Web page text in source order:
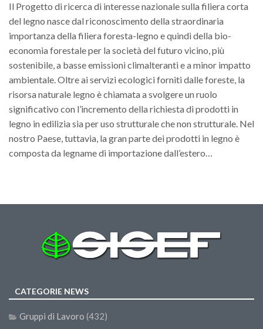
GdL Pianificazione Forestale
GdL Geomatica Forestale
GdL Filiera del legno
GdL Gestione Incendi Boschivi
GdL Comunicazione Forestale
GdL Foreste, Mitigazione, Adattamento
GdL Infrastrutture, Risorse, Innovazione
GdL Boschi Cedui
Post Recenti
Borse di Studio
Call for Papers
Il Progetto di ricerca di interesse nazionale sulla filiera corta
del legno nasce dal riconoscimento della straordinaria
importanza della filiera foresta-legno e quindi della bio-
economia forestale per la società del futuro vicino, più
sostenibile, a basse emissioni climalteranti e a minor impatto
ambientale. Oltre ai servizi ecologici forniti dalle foreste, la
risorsa naturale legno è chiamata a svolgere un ruolo
significativo con l’incremento della richiesta di prodotti in
legno in edilizia sia per uso strutturale che non strutturale. Nel
nostro Paese, tuttavia, la gran parte dei prodotti in legno è
composta da legname di importazione dall’estero…
CATEGORIE NEWS
Gruppi di Lavoro (432)